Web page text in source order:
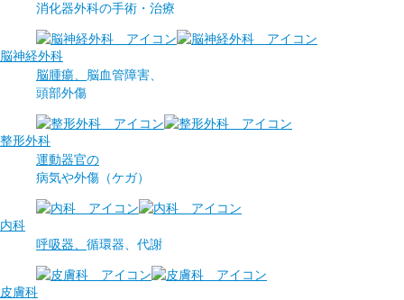
消化器外科の手術・治療
脳神経外科
脳腫瘍、 脳血管障害、
頭部外傷
整形外科
運動器官の
病気や外傷（ケガ）
内科
呼吸器、 循環器、 代謝
皮膚科